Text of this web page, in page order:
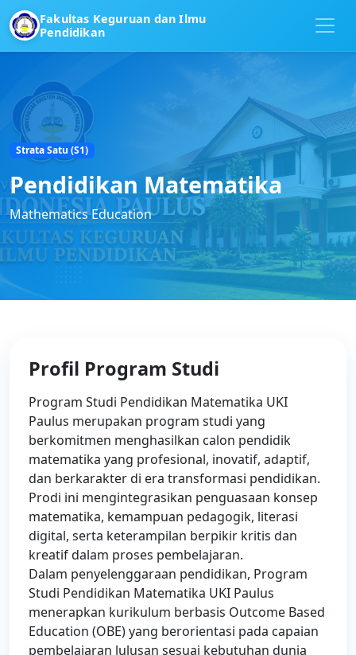
Fakultas Keguruan dan Ilmu
Pendidikan
Strata Satu (S1)
Pendidikan Matematika
Mathematics Education
Profil Program Studi
Program Studi Pendidikan Matematika UKI
Paulus merupakan program studi yang
berkomitmen menghasilkan calon pendidik
matematika yang profesional, inovatif, adaptif,
dan berkarakter di era transformasi pendidikan.
Prodi ini mengintegrasikan penguasaan konsep
matematika, kemampuan pedagogik, literasi
digital, serta keterampilan berpikir kritis dan
kreatif dalam proses pembelajaran.
Dalam penyelenggaraan pendidikan, Program
Studi Pendidikan Matematika UKI Paulus
menerapkan kurikulum berbasis Outcome Based
Education (OBE) yang berorientasi pada capaian
pembelajaran lulusan sesuai kebutuhan dunia